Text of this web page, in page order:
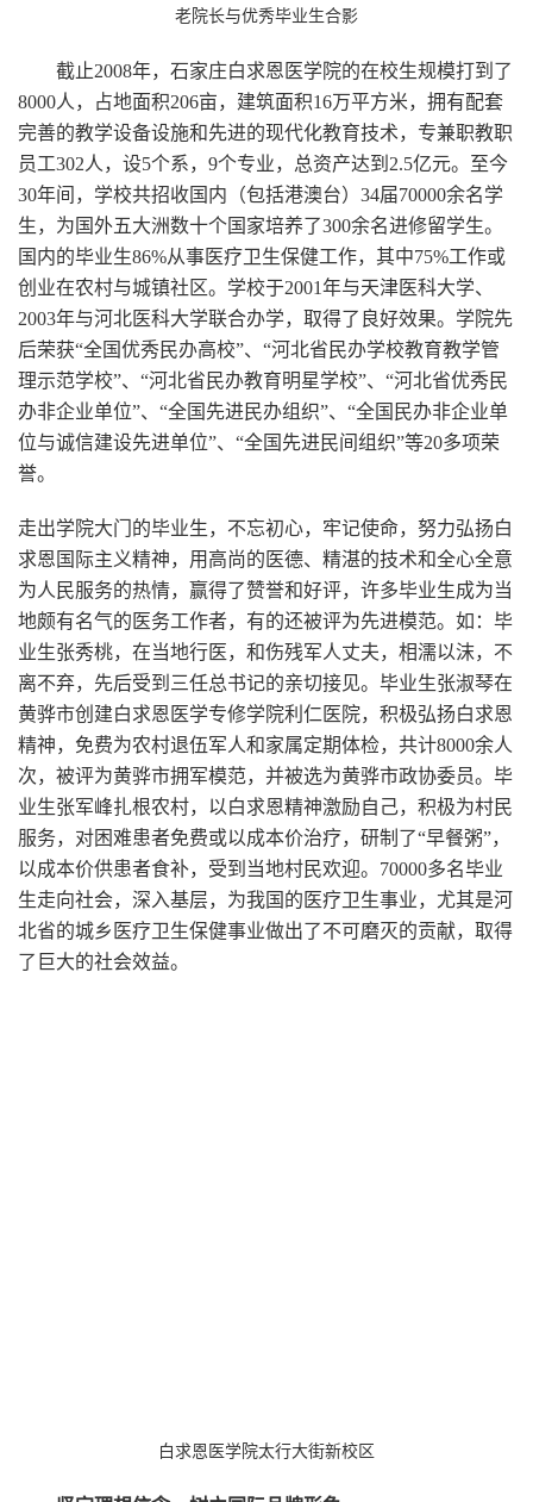
老院长与优秀毕业生合影
截止2008年，石家庄白求恩医学院的在校生规模打到了
8000人，占地面积206亩，建筑面积16万平方米，拥有配套
完善的教学设备设施和先进的现代化教育技术，专兼职教职
员工302人，设5个系，9个专业，总资产达到2.5亿元。至今
30年间，学校共招收国内（包括港澳台）34届70000余名学
生，为国外五大洲数十个国家培养了300余名进修留学生。
国内的毕业生86%从事医疗卫生保健工作，其中75%工作或
创业在农村与城镇社区。学校于2001年与天津医科大学、
2003年与河北医科大学联合办学，取得了良好效果。学院先
后荣获“全国优秀民办高校”、“河北省民办学校教育教学管
理示范学校”、“河北省民办教育明星学校”、“河北省优秀民
办非企业单位”、“全国先进民办组织”、“全国民办非企业单
位与诚信建设先进单位”、“全国先进民间组织”等20多项荣
誉。
走出学院大门的毕业生，不忘初心，牢记使命，努力弘扬白
求恩国际主义精神，用高尚的医德、精湛的技术和全心全意
为人民服务的热情，赢得了赞誉和好评，许多毕业生成为当
地颇有名气的医务工作者，有的还被评为先进模范。如：毕
业生张秀桃，在当地行医，和伤残军人丈夫，相濡以沫，不
离不弃，先后受到三任总书记的亲切接见。毕业生张淑琴在
黄骅市创建白求恩医学专修学院利仁医院，积极弘扬白求恩
精神，免费为农村退伍军人和家属定期体检，共计8000余人
次，被评为黄骅市拥军模范，并被选为黄骅市政协委员。毕
业生张军峰扎根农村，以白求恩精神激励自己，积极为村民
服务，对困难患者免费或以成本价治疗，研制了“早餐粥”，
以成本价供患者食补，受到当地村民欢迎。70000多名毕业
生走向社会，深入基层，为我国的医疗卫生事业，尤其是河
北省的城乡医疗卫生保健事业做出了不可磨灭的贡献，取得
了巨大的社会效益。
白求恩医学院太行大街新校区